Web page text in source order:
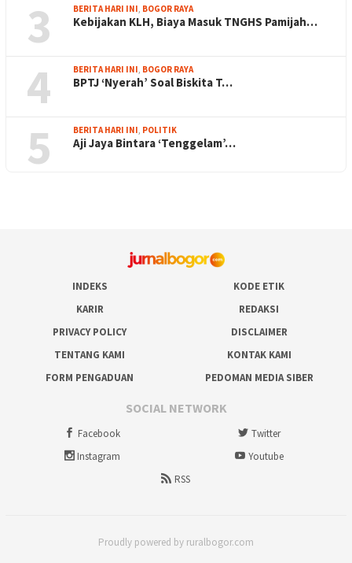
3 BERITA HARI INI, BOGOR RAYA
Kebijakan KLH, Biaya Masuk TNGHS Pamijah…
4 BERITA HARI INI, BOGOR RAYA
BPTJ ‘Nyerah’ Soal Biskita T…
5 BERITA HARI INI, POLITIK
Aji Jaya Bintara ‘Tenggelam’…
INDEKS
KODE ETIK
KARIR
REDAKSI
PRIVACY POLICY
DISCLAIMER
TENTANG KAMI
KONTAK KAMI
FORM PENGADUAN
PEDOMAN MEDIA SIBER
SOCIAL NETWORK
Facebook
Twitter
Instagram
Youtube
RSS
Proudly powered by ruralbogor.com